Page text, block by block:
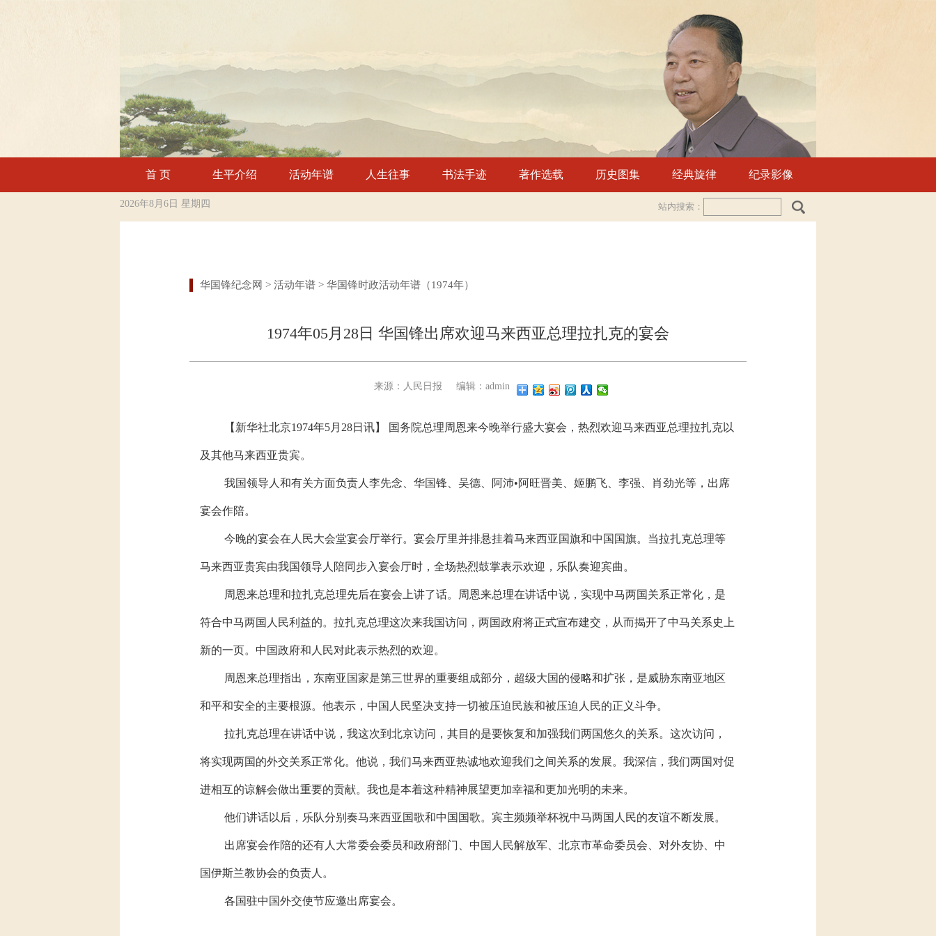
首 页 生平介绍 活动年谱 人生往事 书法手迹 著作选载 历史图集 经典旋律 纪录影像
2026年8月6日 星期四 站内搜索：
华国锋纪念网 > 活动年谱 > 华国锋时政活动年谱（1974年）
1974年05月28日 华国锋出席欢迎马来西亚总理拉扎克的宴会
来源：人民日报 编辑：admin
【新华社北京1974年5月28日讯】 国务院总理周恩来今晚举行盛大宴会，热烈欢迎马来西亚总理拉扎克以
及其他马来西亚贵宾。
我国领导人和有关方面负责人李先念、华国锋、吴德、阿沛•阿旺晋美、姬鹏飞、李强、肖劲光等，出席
宴会作陪。
今晚的宴会在人民大会堂宴会厅举行。宴会厅里并排悬挂着马来西亚国旗和中国国旗。当拉扎克总理等
马来西亚贵宾由我国领导人陪同步入宴会厅时，全场热烈鼓掌表示欢迎，乐队奏迎宾曲。
周恩来总理和拉扎克总理先后在宴会上讲了话。周恩来总理在讲话中说，实现中马两国关系正常化，是
符合中马两国人民利益的。拉扎克总理这次来我国访问，两国政府将正式宣布建交，从而揭开了中马关系史上
新的一页。中国政府和人民对此表示热烈的欢迎。
周恩来总理指出，东南亚国家是第三世界的重要组成部分，超级大国的侵略和扩张，是威胁东南亚地区
和平和安全的主要根源。他表示，中国人民坚决支持一切被压迫民族和被压迫人民的正义斗争。
拉扎克总理在讲话中说，我这次到北京访问，其目的是要恢复和加强我们两国悠久的关系。这次访问，
将实现两国的外交关系正常化。他说，我们马来西亚热诚地欢迎我们之间关系的发展。我深信，我们两国对促
进相互的谅解会做出重要的贡献。我也是本着这种精神展望更加幸福和更加光明的未来。
他们讲话以后，乐队分别奏马来西亚国歌和中国国歌。宾主频频举杯祝中马两国人民的友谊不断发展。
出席宴会作陪的还有人大常委会委员和政府部门、中国人民解放军、北京市革命委员会、对外友协、中
国伊斯兰教协会的负责人。
各国驻中国外交使节应邀出席宴会。